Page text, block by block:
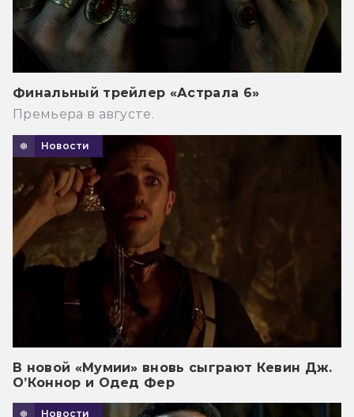
Финальный трейлер «Астрала 6»
Премьера в августе.
Новости
В новой «Мумии» вновь сыграют Кевин Дж.
О’Коннор и Одед Фер
Новости